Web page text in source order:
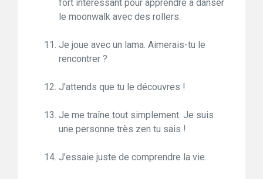
fort intéressant pour apprendre à danser
le moonwalk avec des rollers.
Je joue avec un lama. Aimerais-tu le
rencontrer ?
J'attends que tu le découvres !
Je me traîne tout simplement. Je suis
une personne très zen tu sais !
J'essaie juste de comprendre la vie.